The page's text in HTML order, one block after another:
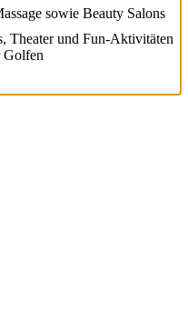
sowie Beauty Salons
Theater und Fun-Aktivitäten
Golfen